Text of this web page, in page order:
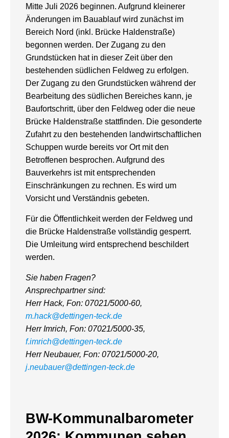
Mitte Juli 2026 beginnen. Aufgrund kleinerer
Änderungen im Bauablauf wird zunächst im
Bereich Nord (inkl. Brücke Haldenstraße)
begonnen werden. Der Zugang zu den
Grundstücken hat in dieser Zeit über den
bestehenden südlichen Feldweg zu erfolgen.
Der Zugang zu den Grundstücken während der
Bearbeitung des südlichen Bereiches kann, je
Baufortschritt, über den Feldweg oder die neue
Brücke Haldenstraße stattfinden. Die gesonderte
Zufahrt zu den bestehenden landwirtschaftlichen
Schuppen wurde bereits vor Ort mit den
Betroffenen besprochen. Aufgrund des
Bauverkehrs ist mit entsprechenden
Einschränkungen zu rechnen. Es wird um
Vorsicht und Verständnis gebeten.
Für die Öffentlichkeit werden der Feldweg und
die Brücke Haldenstraße vollständig gesperrt.
Die Umleitung wird entsprechend beschildert
werden.
Sie haben Fragen?
Ansprechpartner sind:
Herr Hack, Fon: 07021/5000-60,
m.hack@dettingen-teck.de
Herr Imrich, Fon: 07021/5000-35,
f.imrich@dettingen-teck.de
Herr Neubauer, Fon: 07021/5000-20,
j.neubauer@dettingen-teck.de
BW-Kommunalbarometer